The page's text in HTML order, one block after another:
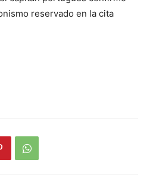
reservado en la cita